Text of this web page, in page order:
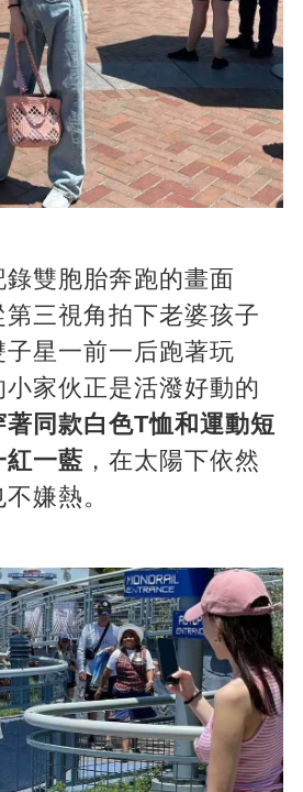
雙胞胎奔跑的畫面
三視角拍下老婆孩子
子星一前一后跑著玩
家伙正是活潑好動的
著同款白色T恤和運動短
紅一藍 ，在太陽下依然
嫌熱。